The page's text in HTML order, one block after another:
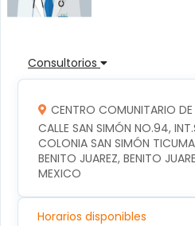
Consultorios
CENTRO COMUNITARIO
CALLE SAN SIMÓN NO.94,
COLONIA SAN SIMÓN
BENITO JUAREZ, BENITO
MEXICO
Horarios disponibles